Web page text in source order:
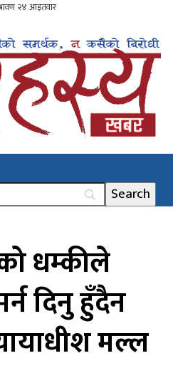
धम्कीले
दिनु हुँदैन
मल्ल